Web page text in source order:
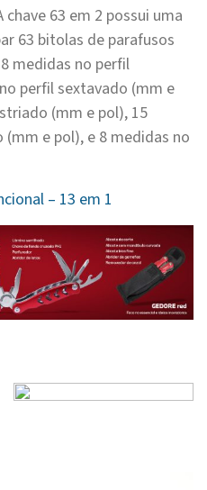
63 em 2 possui uma
63 bitolas de parafusos
medidas no perfil
perfil sextavado (mm e
(mm e pol), 15
e pol), e 8 medidas no
– 13 em 1